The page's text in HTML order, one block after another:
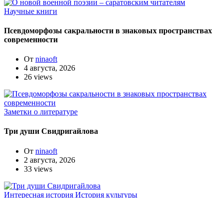
Научные книги
Псевдоморфозы сакральности в знаковых пространствах
современности
От ninaoft
4 августа, 2026
26 views
Заметки о литературе
Три души Свидригайлова
От ninaoft
2 августа, 2026
33 views
Интересная история История культуры